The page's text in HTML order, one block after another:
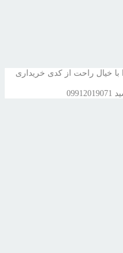
خیال راحت از کدی خریداری
09912019071